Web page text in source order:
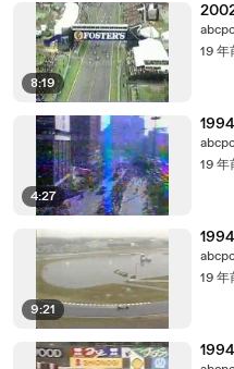
8:19
19 年
4:27
19 年
9:21
19 年